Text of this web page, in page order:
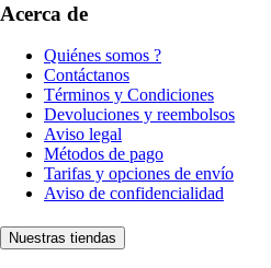
Acerca de
Quiénes somos ?
Contáctanos
Términos y Condiciones
Devoluciones y reembolsos
Aviso legal
Métodos de pago
Tarifas y opciones de envío
Aviso de confidencialidad
Nuestras tiendas